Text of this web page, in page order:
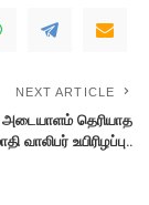
NEXT ARTICLE
அடையாளம் தெரியாத
வாலிபர் உயிரிழப்பு..